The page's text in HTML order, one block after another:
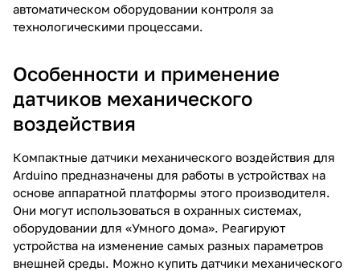
автоматическом оборудовании контроля за
технологическими процессами.
Особенности и применение
датчиков механического
воздействия
Компактные датчики механического воздействия для
Arduino предназначены для работы в устройствах на
основе аппаратной платформы этого производителя.
Они могут использоваться в охранных системах,
оборудовании для «Умного дома». Реагируют
устройства на изменение самых разных параметров
внешней среды. Можно купить датчики механического